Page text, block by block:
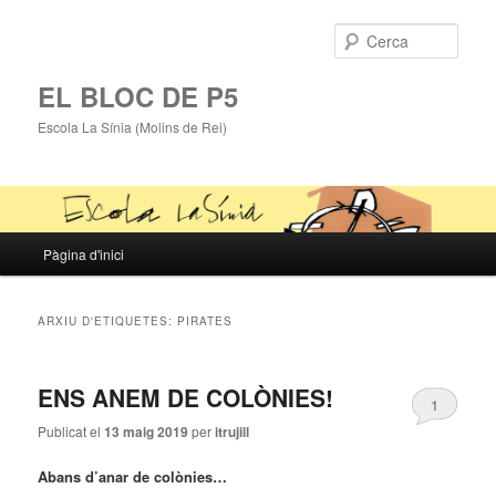
EL BLOC DE P5
Escola La Sínia (Molins de Rei)
Aneu
principal
Aneu
secundari
Pàgina d'inici
ARXIU D'ETIQUETES: PIRATES
ENS ANEM DE COLÒNIES!
Publicat el13 maig 2019 peritrujill
1
Abans d’anar de colònies…